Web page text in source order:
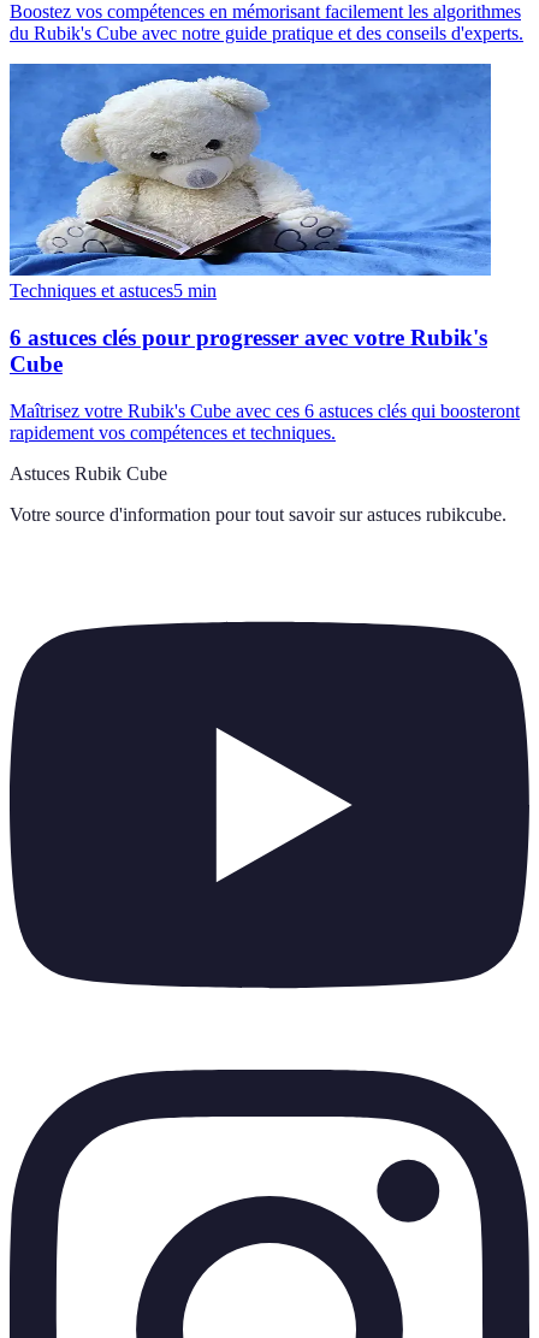
Boostez vos compétences en mémorisant facilement les algorithmes
du Rubik's Cube avec notre guide pratique et des conseils d'experts.
Techniques et astuces5 min
6 astuces clés pour progresser avec votre Rubik's
Cube
Maîtrisez votre Rubik's Cube avec ces 6 astuces clés qui boosteront
rapidement vos compétences et techniques.
Astuces Rubik Cube
Votre source d'information pour tout savoir sur astuces rubikcube.